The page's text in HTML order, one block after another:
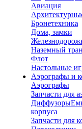
Авиация
Бронетехника
Дома, замки
Наземный
Флот
Настольные
Аэрографы и
Аэрографы
Запчасти для
Диффузоры
корпуса
Запчасти для